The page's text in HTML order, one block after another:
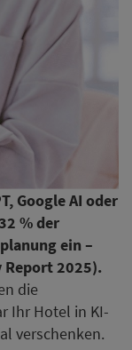
Google AI oder
% der
ein –
Report 2025).
die
Ihr Hotel in KI-
verschenken.